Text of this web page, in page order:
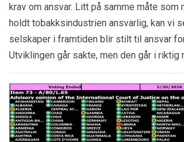
krav om ansvar. Litt på samme måte som
holdt tobakksindustrien ansvarlig, kan vi
selskaper i framtiden blir stilt til ansvar
Utviklingen går sakte, men den går i riktig